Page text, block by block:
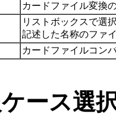
カードファイル変換
リストボックスで選
記述した名称のファ
カードファイルコン
ース選